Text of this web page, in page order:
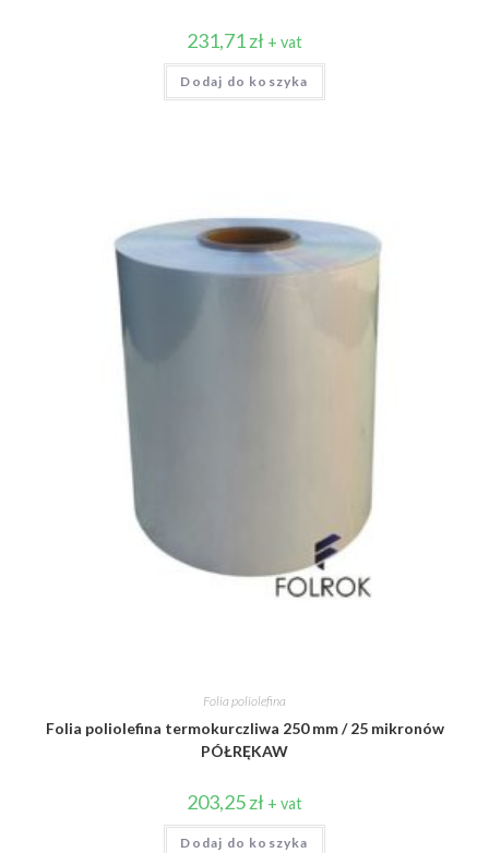
231,71zł + vat
Dodaj do koszyka
Folia poliolefina
Folia poliolefina termokurczliwa 250 mm / 25 mikronów
PÓŁRĘKAW
203,25zł + vat
Dodaj do koszyka